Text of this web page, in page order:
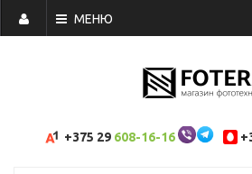
МЕНЮ
+375 29 608-16-16